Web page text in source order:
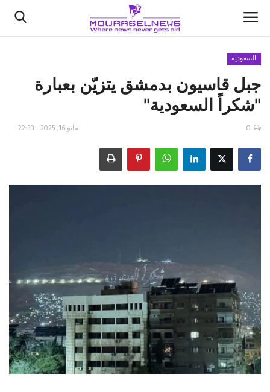
الأخبار
كتّابنا
اقتصاد
حياة
السعودية
جبل قاسيون بدمشق يتزيّن بعبارة
"شكراً السعودية"
مايو 16, 2025 - 22:33 0